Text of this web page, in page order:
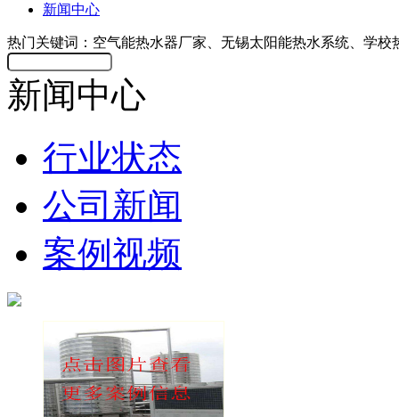
新闻中心
热门关键词：空气能热水器厂家、无锡太阳能热水系统、学校
新闻中心
行业状态
公司新闻
案例视频